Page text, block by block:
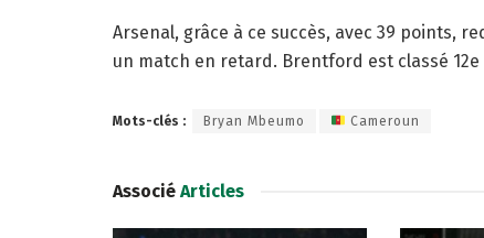
Arsenal, grâce à ce succès, avec 39 points,
un match en retard. Brentford est classé 12e
Mots-clés : Bryan Mbeumo Cameroun
Associé Articles